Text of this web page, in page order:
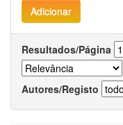
Resultados/Página
Autores/Registo